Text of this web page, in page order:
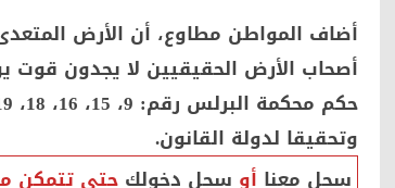
أصحاب الأرض الحقيقيين لا يجدون قوت
وتحقيقا لدولة القانون.
سجل معنا أو سجل دخولك حتى تتمكن